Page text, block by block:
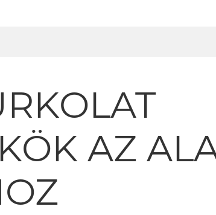
AZ